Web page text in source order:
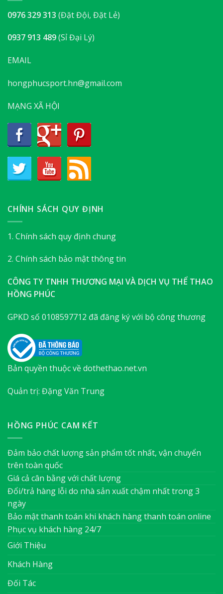
0976 329 313 (Đặt Đội, Đặt Lẻ)
0937 913 489(Sỉ Đại Lý)
EMAIL
hongphucsport.hn@gmail.com
MẠNG XÃ HỘI
CHÍNH SÁCH QUY ĐỊNH
1. Chính sách quy định chung
2. Chính sách bảo mật thông tin
CÔNG TY TNHH THƯƠNG MẠI VÀ DỊCH VỤ THỂ THAO
HỒNG PHÚC
GPKD số 0108597712 đã đăng ký với bộ công thương
Bản quyền thuộc về dothethao.net.vn
Quản trị: Đặng Văn Trung
HỒNG PHÚC CAM KẾT
Đảm bảo chất lượng sản phẩm tốt nhất, vận chuyển
trên toàn quốc
Giá cả cân bằng với chất lượng
Đổi/trả hàng lỗi do nhà sản xuất chậm nhất trong 3
ngày
Bảo mật thanh toán khi khách hàng thanh toán online
Phục vụ khách hàng 24/7
Giới Thiệu
Khách Hàng
Đối Tác